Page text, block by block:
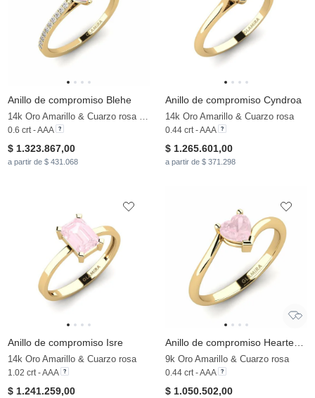
Anillo de compromiso Blehe
0.6 crt - AAA
$ 1.323.867,00
a partir de $ 431.068
Anillo de compromiso Cyndroa
14k Oro Amarillo & Cuarzo rosa
0.44 crt - AAA
$ 1.265.601,00
a partir de $ 371.298
Anillo de compromiso Isre
14k Oro Amarillo & Cuarzo rosa
1.02 crt - AAA
$ 1.241.259,00
9k Oro Amarillo & Cuarzo rosa
0.44 crt - AAA
$ 1.050.502,00